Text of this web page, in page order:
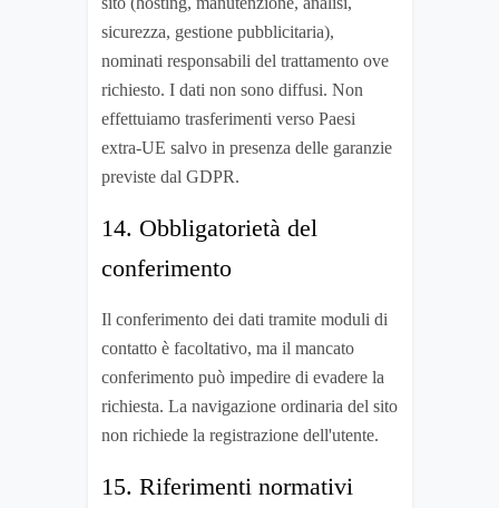
sicurezza, gestione pubblicitaria),
nominati responsabili del trattamento ove
richiesto. I dati non sono diffusi. Non
effettuiamo trasferimenti verso Paesi
extra-UE salvo in presenza delle garanzie
previste dal GDPR.
14. Obbligatorietà del
conferimento
Il conferimento dei dati tramite moduli di
contatto è facoltativo, ma il mancato
conferimento può impedire di evadere la
richiesta. La navigazione ordinaria del sito
non richiede la registrazione dell'utente.
15. Riferimenti normativi